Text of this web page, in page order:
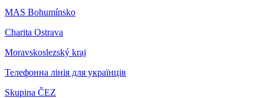
MAS Bohumínsko
Charita Ostrava
Moravskoslezský kraj
Телефонна лінія для українців
Skupina ČEZ